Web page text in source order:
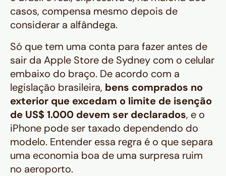
casos, compensa mesmo depois de
considerar a alfândega.
Só que tem uma conta para fazer antes de
sair da Apple Store de Sydney com o celular
embaixo do braço. De acordo com a
legislação brasileira, bens comprados no
exterior que excedam o limite de isenção
de US$ 1.000 devem ser declarados, e o
iPhone pode ser taxado dependendo do
modelo. Entender essa regra é o que separa
uma economia boa de uma surpresa ruim
no aeroporto.